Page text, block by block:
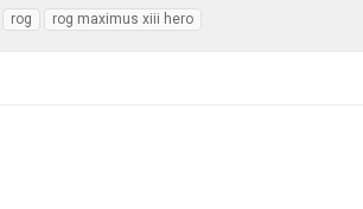
rog rog maximus xiii hero